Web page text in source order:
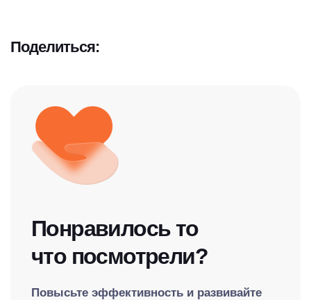
Поделиться:
Понравилось то
что посмотрели?
Повысьте эффективность и развивайте